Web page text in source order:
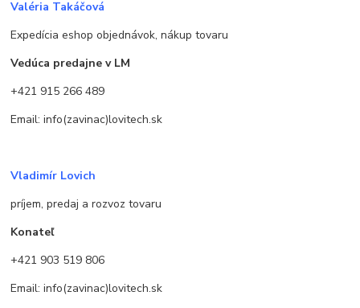
Valéria Takáčová
Expedícia eshop objednávok, nákup tovaru
Vedúca predajne v LM
+421 915 266 489
Email: info(zavinac)lovitech.sk
Vladimír Lovich
príjem, predaj a rozvoz tovaru
Konateľ
+421 903 519 806
Email: info(zavinac)lovitech.sk